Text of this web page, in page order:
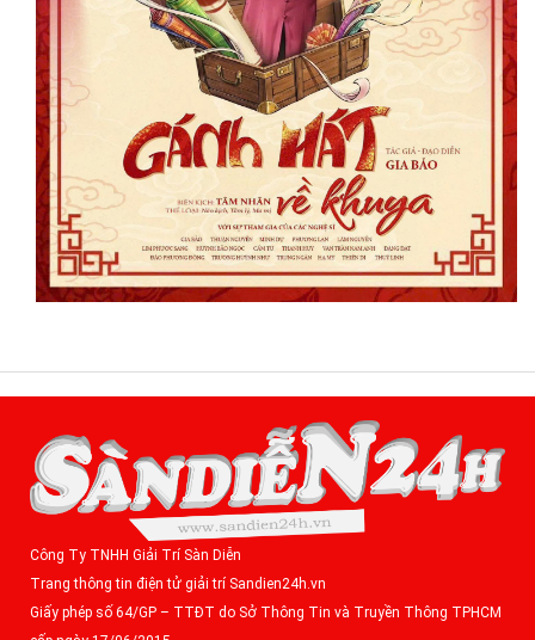
Công Ty TNHH Giải Trí Sàn Diễn
Trang thông tin điện tử giải trí Sandien24h.vn
Giấy phép số 64/GP – TTĐT do Sở Thông Tin và Truyền Thông TPHCM